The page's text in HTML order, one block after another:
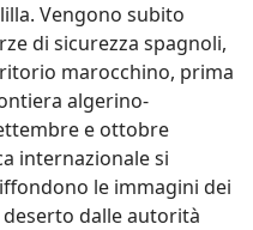
Vengono subito
di sicurezza spagnoli,
marocchino, prima
algerino-
e ottobre
internazionale si
le immagini dei
dalle autorità